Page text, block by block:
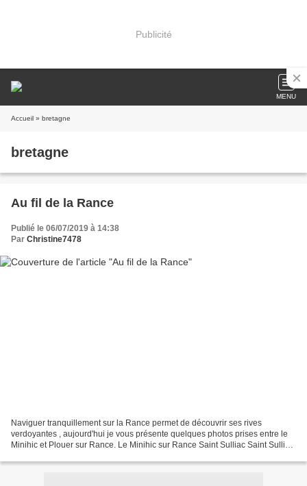
Publicité
MENU
Accueil » bretagne
bretagne
Au fil de la Rance
Publié le 06/07/2019 à 14:38
Par Christine7478
Naviguer tranquillement sur la Rance permet de découvrir ses rives
verdoyantes , aujourd'hui je vous présente quelques photos prises entre le
Minihic et Plouer sur Rance. Le Minihic sur Rance Saint Sulliac Saint Sulliac